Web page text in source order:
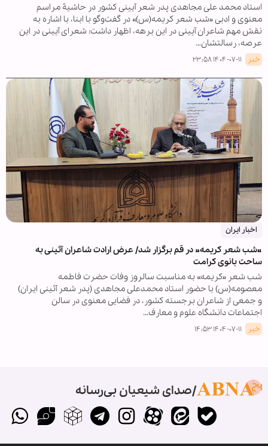
استاد محمد علی مجاهدی پدر شعر آیینی کشور در حاشیۀ مراسم
معنوی و ادبی «شب شعر کریمه(س)» در گفت‌وگو با ابنا، با اشاره به
نقش مهم شاعران آیینی در این برهه، اظهار داشت: شعرای آیینی در این
عرصه، رسالتشان…
خبر ۱۴۰۴-۰۷-۱۱ ۲۳:۵۸
اخبار ایران
«شب شعر کریمه» در قم برگزار شد/ عرض ارادت شاعران آئینی به
ساحت بانوی کرامت
شب شعر «کریمه» به مناسبت سالروز وفات حضرت فاطمه
معصومه(س) با حضور استاد محمدعلی مجاهدی (پدر شعر آئینی ایران)
و جمعی از شاعران برجسته کشور، در فضایی معنوی در سالن
اجتماعات دانشگاه علوم و معارف…
خبر ۱۴۰۴-۰۷-۱۱ ۱۴:۵۳
صدای شیعیان بی‌رسانه